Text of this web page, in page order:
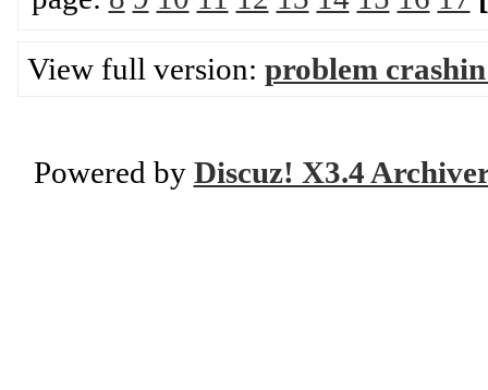
View full version: problem
Powered by Discuz! X3.4